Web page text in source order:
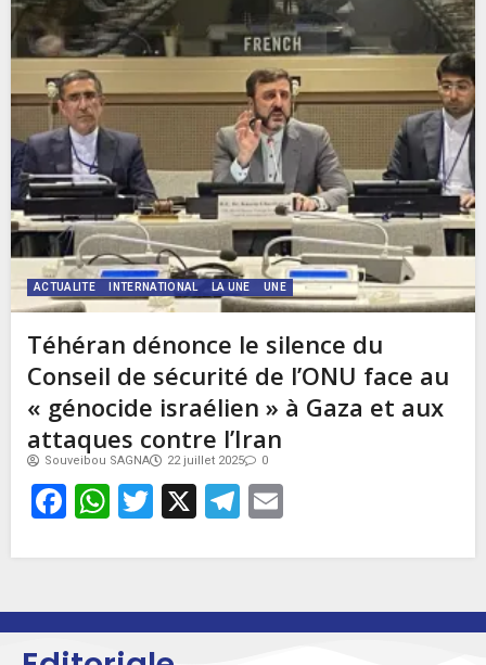
ACTUALITE INTERNATIONAL LA UNE UNE
Téhéran dénonce le silence du
Conseil de sécurité de l’ONU face au
« génocide israélien » à Gaza et aux
attaques contre l’Iran
Souveibou SAGNA 22 juillet 2025 0
Facebook
WhatsApp
Twitter
X Telegram